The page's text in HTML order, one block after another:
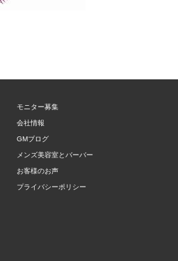
モニター募集
会社情報
GMブログ
メンズ美容室とバーバー
お客様のお声
プライバシーポリシー